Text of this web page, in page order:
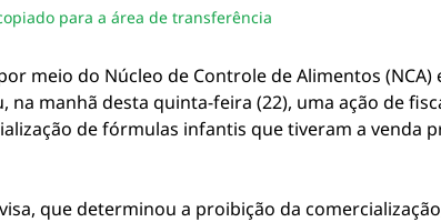
email
da notíciapara a área de transferência
meio do Núcleo de Controle de Alimentos
na manhã desta quinta-feira (22), uma ação de
de fórmulas infantis que tiveram a venda
que determinou a proibição da